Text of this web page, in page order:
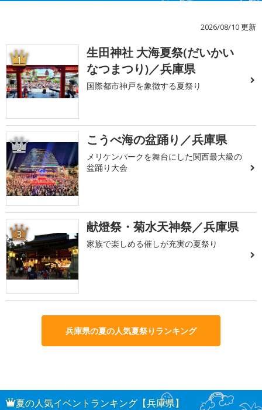
2026/08/10 更新
1
生田神社 大海夏祭(だいかい
なつまつり)／兵庫県
国際都市神戸を象徴する夏祭り
2 こうべ海の盆踊り／兵庫県
メリケンパークを舞台にした関西最大級の
盆踊り大会
3 献燈祭・菊水天神祭／兵庫県
家族で楽しめる催しが充実の夏祭り
兵庫県の夏の人気夏祭りランキング
夏の人気イベントランキング【兵庫県】